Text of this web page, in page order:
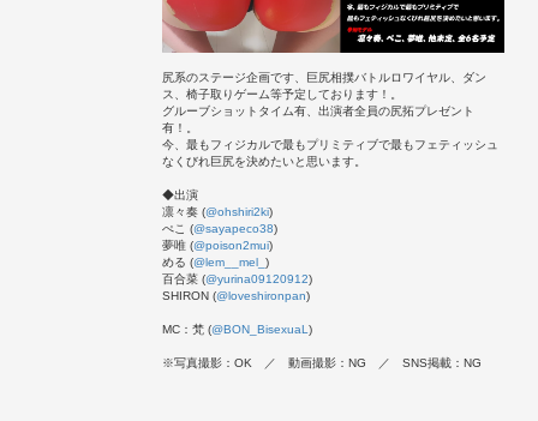
尻系のステージ企画です、巨尻相撲バトルロワイヤル、ダン
ス、椅子取りゲーム等予定しております！。
グルーブショットタイム有、出演者全員の尻拓プレゼント
有！。
今、最もフィジカルで最もプリミティブで最もフェティッシュ
なくびれ巨尻を決めたいと思います。
◆出演
凛々奏 (@ohshiri2ki)
ぺこ (@sayapeco38)
夢唯 (@poison2mui)
める (@lem__mel_ )
百合菜 (@yurina09120912)
SHIRON (@loveshironpan)
MC：梵 (@BON_BisexuaL )
※写真撮影：OK ／ 動画撮影：NG ／ SNS掲載：NG